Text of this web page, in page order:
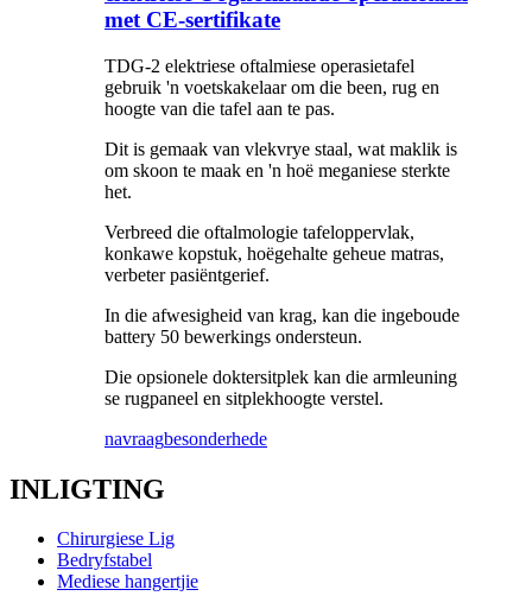
met CE-sertifikate
TDG-2 elektriese oftalmiese operasietafel
gebruik 'n voetskakelaar om die been, rug en
hoogte van die tafel aan te pas.
Dit is gemaak van vlekvrye staal, wat maklik is
om skoon te maak en 'n hoë meganiese sterkte
het.
Verbreed die oftalmologie tafeloppervlak,
konkawe kopstuk, hoëgehalte geheue matras,
verbeter pasiëntgerief.
In die afwesigheid van krag, kan die ingeboude
battery 50 bewerkings ondersteun.
Die opsionele doktersitplek kan die armleuning
se rugpaneel en sitplekhoogte verstel.
navraagbesonderhede
INLIGTING
Chirurgiese Lig
Bedryfstabel
Mediese hangertjie